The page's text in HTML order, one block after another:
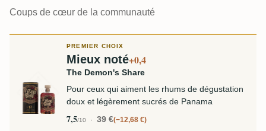
Coups de cœur de la communauté
PREMIER CHOIX
Mieux noté+0,4
The Demon's Share
Pour ceux qui aiment les rhums de dégustation
doux et légèrement sucrés de Panama
7,5/10 39 € −12,68 €